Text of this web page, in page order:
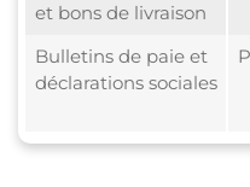
et bons de livraison
Bulletins de paie et
déclarations sociales